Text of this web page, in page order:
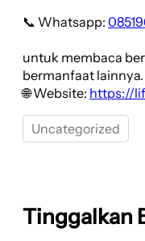
📞 Whatsapp:
untuk membaca
bermanfaat lainnya.
🌐 Website: https://
Uncategorized
Tinggalkan